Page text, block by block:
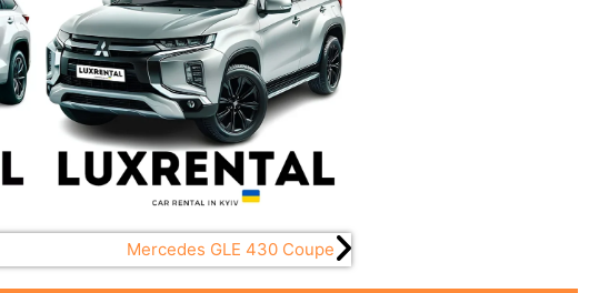
Mercedes GLE 430 Coupe